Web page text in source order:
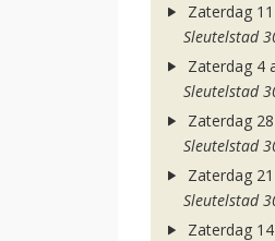
Zaterdag
Sleutelstad
Zaterdag 4
Sleutelstad
Zaterdag
Sleutelstad
Zaterdag
Sleutelstad
Zaterdag